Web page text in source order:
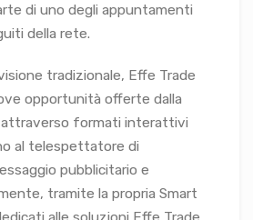
di uno degli appuntamenti
della rete.
tradizionale, Effe Trade
opportunità offerte dalla
attraverso formati interattivi
al telespettatore di
pubblicitario e
tramite la propria Smart